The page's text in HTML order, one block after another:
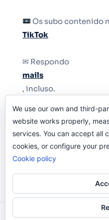
Os subo contenido
TikTok
✉ Respondo
mails
, incluso.
Y si una persona no
le quiten el teléfono.
We use our own and third-
website works properly,
services. You can accept all
cookies, or configure your
Cookie policy